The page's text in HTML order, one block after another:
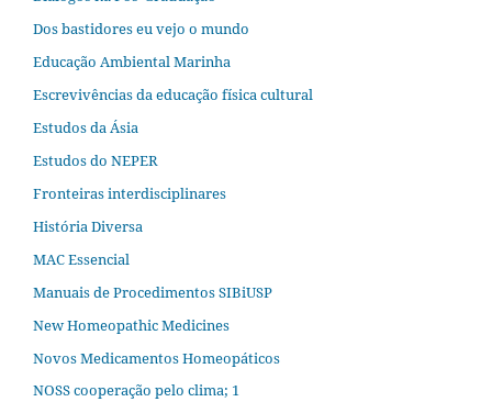
Dos bastidores eu vejo o mundo
Educação Ambiental Marinha
Escrevivências da educação física cultural
Estudos da Ásia​
Estudos do NEPER
Fronteiras interdisciplinares
História Diversa
MAC Essencial
Manuais de Procedimentos SIBiUSP
New Homeopathic Medicines
Novos Medicamentos Homeopáticos
NOSS cooperação pelo clima; 1